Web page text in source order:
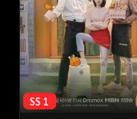
SS 1